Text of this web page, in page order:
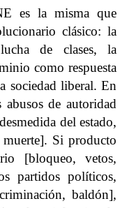
es la misma que
clásico: la
de clases, la
como respuesta
sociedad liberal. En
de autoridad
del estado,
Si producto
[bloqueo, vetos,
partidos políticos,
baldón],